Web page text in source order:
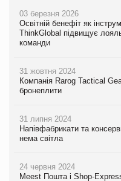
03 березня 2026
Освітній бенефіт як
ThinkGlobal підвищує
команди
31 жовтня 2024
Компанія Rarog Tactical
бронеплити
31 липня 2024
Напівфабрикати та
нема світла
24 червня 2024
Meest Пошта і Shop-